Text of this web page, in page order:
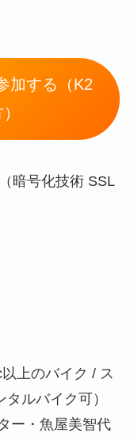
加する（K2
暗号化技術 SSL
上のバイク / ス
ルバイク可）
ー・魚屋美智代